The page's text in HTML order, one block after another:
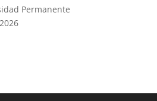
Permanente